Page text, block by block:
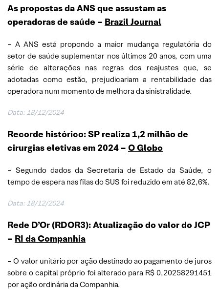
As propostas da ANS que assustam as
operadoras de saúde – Brazil Journal
– A ANS está propondo a maior mudança regulatória do
setor de saúde suplementar nos últimos 20 anos, com uma
série de alterações nas regras dos reajustes que, se
adotadas como estão, prejudicariam a rentabilidade das
operadora num momento de melhora da sinistralidade.
Data: 18/12/2024
Recorde histórico: SP realiza 1,2 milhão de
cirurgias eletivas em 2024 – O Globo
– Segundo dados da Secretaria de Estado da Saúde, o
tempo de espera nas filas do SUS foi reduzido em até 82,6%.
Data: 18/12/2024
Rede D’Or (RDOR3): Atualização do valor do JCP
– RI da Companhia
– O valor unitário por ação destinado ao pagamento de juros
sobre o capital próprio foi alterado para R$ 0,20258291451
por ação ordinária da Companhia.